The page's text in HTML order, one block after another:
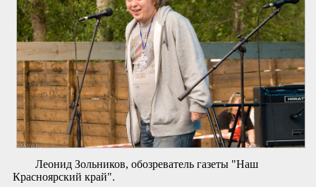
Леонид Зольников, обозреватель газеты "Наш
Красноярский край".